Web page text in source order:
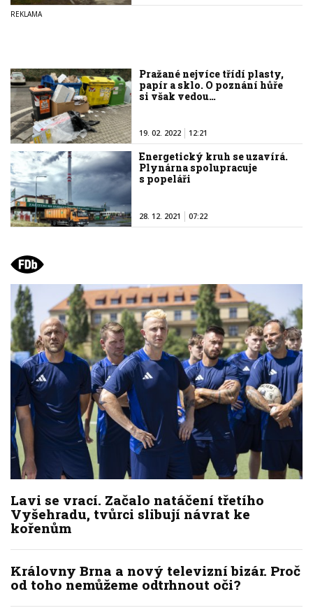
Pražané nejvíce třídí plasty,
papír a sklo. O poznání hůře
si však vedou…
19. 02. 2022 12:21
Energetický kruh se uzavírá.
Plynárna spolupracuje
s popeláři
28. 12. 2021 07:22
Lavi se vrací. Začalo natáčení třetího
Vyšehradu, tvůrci slibují návrat ke
kořenům
Královny Brna a nový televizní bizár. Proč
od toho nemůžeme odtrhnout oči?